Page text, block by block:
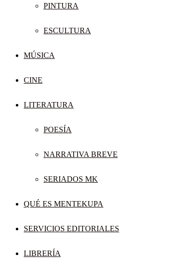
PINTURA
ESCULTURA
MÚSICA
CINE
LITERATURA
POESÍA
NARRATIVA BREVE
SERIADOS MK
QUÉ ES MENTEKUPA
SERVICIOS EDITORIALES
LIBRERÍA